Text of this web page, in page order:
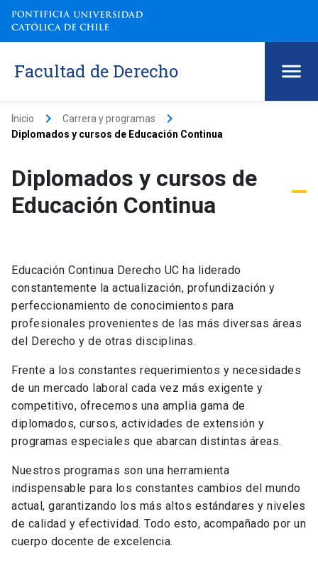
Facultad de Derecho
Inicio keyboard_arrow_right Carrera y programas keyboard_arrow_right
Diplomados y cursos de Educación Continua
Diplomados y cursos de
Educación Continua
Educación Continua Derecho UC ha liderado
constantemente la actualización, profundización y
perfeccionamiento de conocimientos para
profesionales provenientes de las más diversas áreas
del Derecho y de otras disciplinas.
Frente a los constantes requerimientos y necesidades
de un mercado laboral cada vez más exigente y
competitivo, ofrecemos una amplia gama de
diplomados, cursos, actividades de extensión y
programas especiales que abarcan distintas áreas.
Nuestros programas son una herramienta
indispensable para los constantes cambios del mundo
actual, garantizando los más altos estándares y niveles
de calidad y efectividad. Todo esto, acompañado por un
cuerpo docente de excelencia.